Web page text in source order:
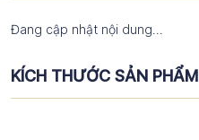
Đang cập nhật nội dung...
KÍCH THƯỚC SẢN PHẨM